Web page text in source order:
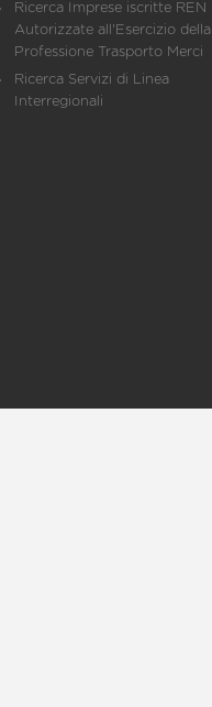
Ricerca Imprese iscritte REN
Autorizzate all'Esercizio della
Professione Trasporto Merci
Ricerca Servizi di Linea
Interregionali